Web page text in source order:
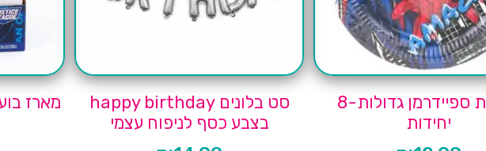
צלחות ספיידרמן גדולות-8
יחידות
סט בלונים happy birthday
בצבע כסף לניפוח עצמי